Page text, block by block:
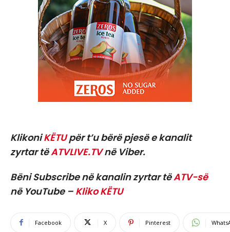
KlikoniKËTUpër t’u bërë pjesë e kanalit
zyrtar tëATVLIVE.TVnë Viber.
Bëni Subscribe në kanalin zyrtar tëATV-së
në YouTube – Kliko KËTU
Facebook X Pinterest